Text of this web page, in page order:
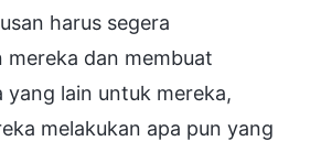
harus segera
mereka dan membuat
yang lain untuk mereka,
melakukan apa pun yang